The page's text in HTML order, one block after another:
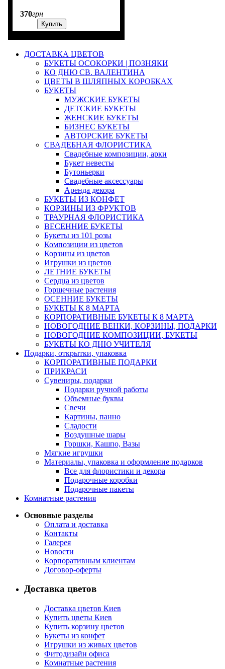
370грн
Купить
ДОСТАВКА ЦВЕТОВ
БУКЕТЫ ОСОКОРКИ | ПОЗНЯКИ
КО ДНЮ СВ. ВАЛЕНТИНА
ЦВЕТЫ В ШЛЯПНЫХ КОРОБКАХ
БУКЕТЫ
МУЖСКИЕ БУКЕТЫ
ДЕТСКИЕ БУКЕТЫ
ЖЕНСКИЕ БУКЕТЫ
БИЗНЕС БУКЕТЫ
АВТОРСКИЕ БУКЕТЫ
СВАДЕБНАЯ ФЛОРИСТИКА
Свадебные композиции, арки
Букет невесты
Бутоньерки
Свадебные аксессуары
Аренда декора
БУКЕТЫ ИЗ КОНФЕТ
КОРЗИНЫ ИЗ ФРУКТОВ
ТРАУРНАЯ ФЛОРИСТИКА
ВЕСЕННИЕ БУКЕТЫ
Букеты из 101 розы
Композиции из цветов
Корзины из цветов
Игрушки из цветов
ЛЕТНИЕ БУКЕТЫ
Сердца из цветов
Горшечные растения
ОСЕННИЕ БУКЕТЫ
БУКЕТЫ К 8 МАРТА
КОРПОРАТИВНЫЕ БУКЕТЫ К 8 МАРТА
НОВОГОДНИЕ ВЕНКИ, КОРЗИНЫ, ПОДАРКИ
НОВОГОДНИЕ КОМПОЗИЦИИ, БУКЕТЫ
БУКЕТЫ КО ДНЮ УЧИТЕЛЯ
Подарки, открытки, упаковка
КОРПОРАТИВНЫЕ ПОДАРКИ
ПРИКРАСИ
Сувениры, подарки
Подарки ручной работы
Объемные буквы
Свечи
Картины, панно
Сладости
Воздушные шары
Горшки, Кашпо, Вазы
Мягкие игрушки
Материалы, упаковка и оформление подарков
Все для флористики и декора
Подарочные коробки
Подарочные пакеты
Комнатные растения
Основные разделы
Оплата и доставка
Контакты
Галерея
Новости
Корпоративным клиентам
Договор-оферты
Доставка цветов
Доставка цветов Киев
Купить цветы Киев
Купить корзину цветов
Букеты из конфет
Игрушки из живых цветов
Фитодизайн офиса
Комнатные растения